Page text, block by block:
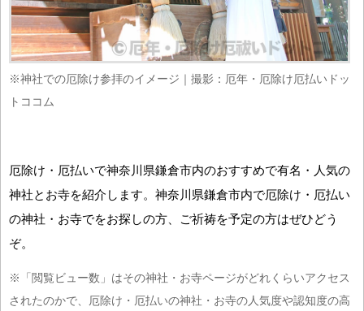
※神社での厄除け参拝のイメージ｜撮影：厄年・厄除け厄払いドッ
トココム
厄除け・厄払いで神奈川県鎌倉市内のおすすめで有名・人気の
神社とお寺を紹介します。神奈川県鎌倉市内で厄除け・厄払い
の神社・お寺でをお探しの方、ご祈祷を予定の方はぜひどう
ぞ。
※「閲覧ビュー数」はその神社・お寺ページがどれくらいアクセス
されたのかで、厄除け・厄払いの神社・お寺の人気度や認知度の高